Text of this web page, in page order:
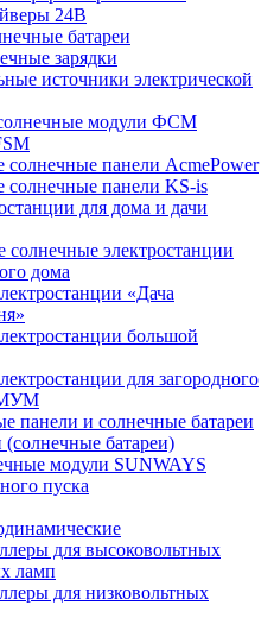
24В
батареи
зарядки
источники электрической
модули ФСМ
солнечные панели AcmePower
солнечные панели KS-is
для дома и дачи
электростанции
дома
«Дача
большой
для загородного
и солнечные батареи
батареи)
модули SUNWAYS
пуска
для высоковольтных
ламп
для низковольтных